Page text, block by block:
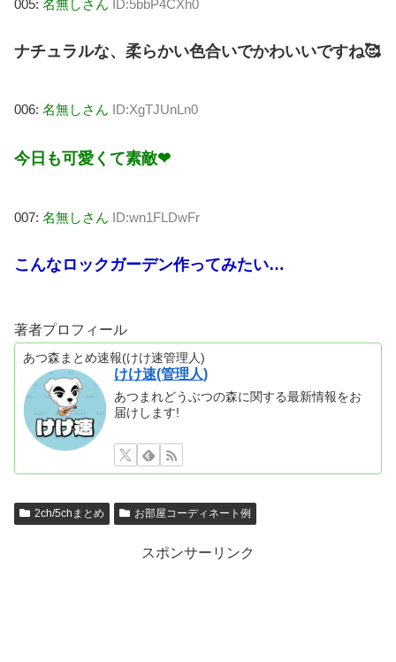
005: 名無しさん ID:5bbP4CXh0
ナチュラルな、柔らかい色合いでかわいいですね🥰
006: 名無しさん ID:XgTJUnLn0
今日も可愛くて素敵❤
007: 名無しさん ID:wn1FLDwFr
こんなロックガーデン作ってみたい…
著者プロフィール
あつ森まとめ速報(けけ速管理人)
けけ速(管理人)
あつまれどうぶつの森に関する最新情報をお
届けします!
2ch/5chまとめ お部屋コーディネート例
スポンサーリンク